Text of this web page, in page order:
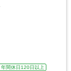
年間休日120日以上